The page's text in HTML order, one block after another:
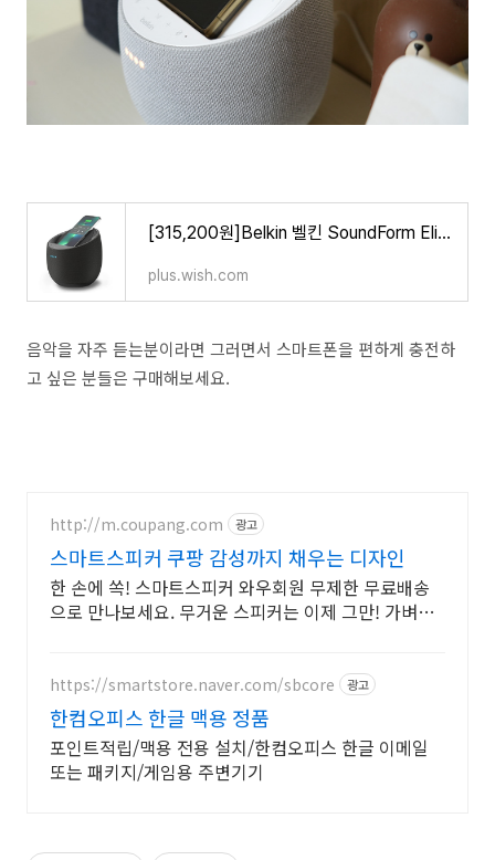
[315,200원]Belkin 벨킨 SoundForm Elite Hi-Fi 스마트 스피커 +
plus.wish.com
음악을 자주 듣는분이라면 그러면서 스마트폰을 편하게 충전하
고 싶은 분들은 구매해보세요.
http://m.coupang.com 광고
스마트스피커 쿠팡 감성까지 채우는 디자인
한 손에 쏙! 스마트스피커 와우회원 무제한 무료배송
으로 만나보세요. 무거운 스피커는 이제 그만! 가벼운
https://smartstore.naver.com/sbcore 광고
한컴오피스 한글 맥용 정품
포인트적립/맥용 전용 설치/한컴오피스 한글 이메일
또는 패키지/게임용 주변기기